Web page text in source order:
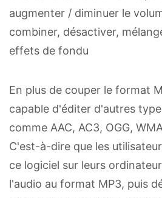
augmenter / diminuer le
combiner, désactiver,
effets de fondu
En plus de couper le format
capable d'éditer d'autres
comme AAC, AC3, OGG,
C'est-à-dire que les
ce logiciel sur leurs
l'audio au format MP3, puis